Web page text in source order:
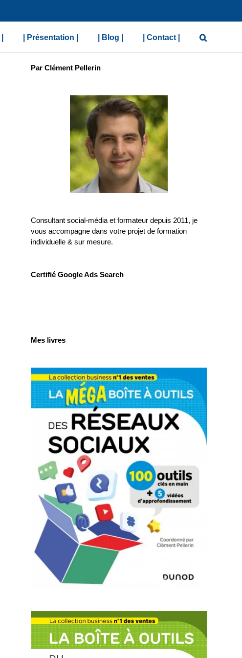
| Présentation | | Blog | | Contact |
Par Clément Pellerin
Consultant social-média et formateur depuis 2011, je
vous accompagne dans votre projet de formation
individuelle & sur mesure.
Certifié Google Ads Search
Mes livres